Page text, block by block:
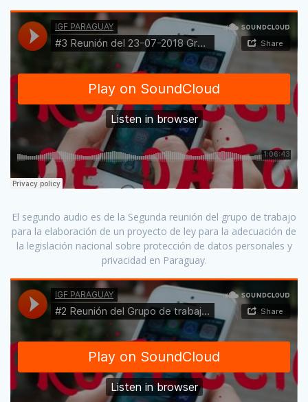
El segundo audio es de la Segunda reunión del grupo de trabajo
para la elaboración de un proyecto de ley para la adecuación de
la legislación nacional sobre protección de datos personales y
privacidad en Paraguay.